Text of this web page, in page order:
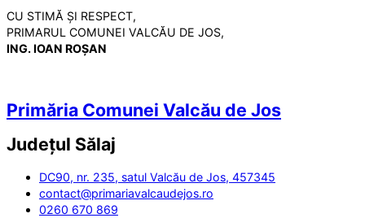
CU STIMĂ ȘI RESPECT,
PRIMARUL COMUNEI VALCĂU DE JOS,
ING. IOAN ROȘAN
Primăria Comunei Valcău de Jos
Județul Sălaj
DC90, nr. 235, satul Valcău de Jos, 457345
contact@primariavalcaudejos.ro
0260 670 869